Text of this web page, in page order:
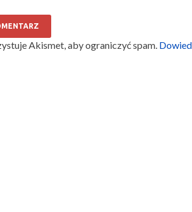
Akismet, aby ograniczyć spam.